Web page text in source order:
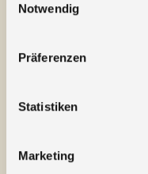
Notwendig
Präferenzen
Statistiken
Marketing
eine
auf das
SEO/
dafür